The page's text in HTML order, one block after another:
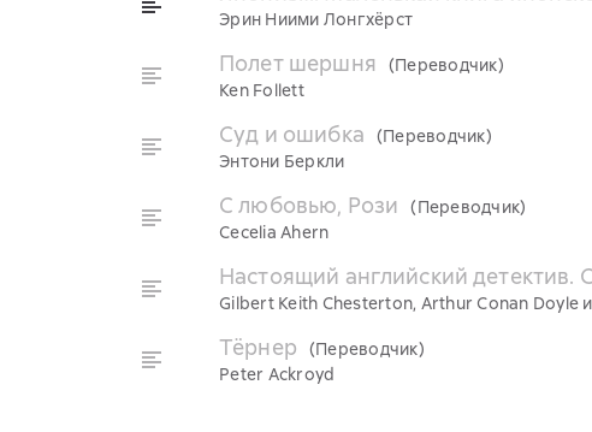
Эрин Ниими Лонгхёрст
Полет шершня
(Переводчик)
Ken Follett
Суд и ошибка
(Переводчик)
Энтони Беркли
С любовью, Рози
(Переводчик)
Cecelia Ahern
Настоящий английский детектив.
Gilbert Keith Chesterton, Arthur Conan Doyle
Тёрнер
(Переводчик)
Peter Ackroyd